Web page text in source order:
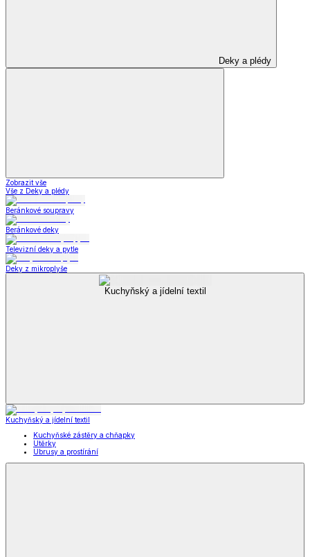
Deky a plédy
Zobrazit vše
Vše z Deky a plédy
Beránkové soupravy
Beránkové deky
Televizní deky a pytle
Deky z mikroplyše
Kuchyňský a jídelní textil
Kuchyňský a jídelní textil
Kuchyňské zástěry a chňapky
Utěrky
Ubrusy a prostírání